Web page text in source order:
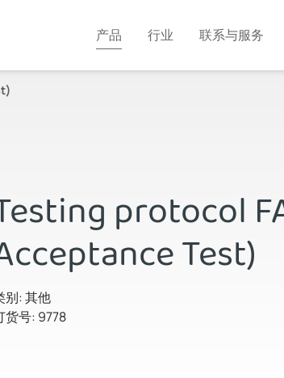
产品 行业 联系与服务
protocol
Test)
别: 其他
货号: 9778